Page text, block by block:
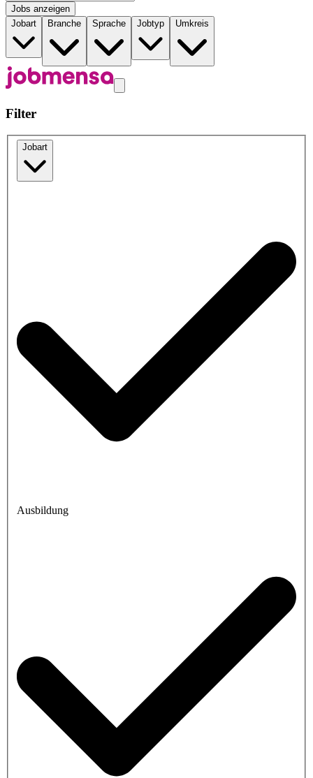
Jobs anzeigen
Jobart
Branche Sprache Jobtyp Umkreis
Filter
Jobart
Ausbildung